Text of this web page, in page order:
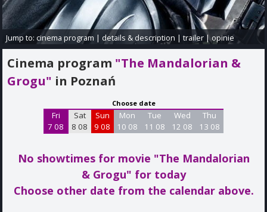
Jump to:cinema program | details & description |trailer |opinie
Cinema program "The Mandalorian &
Grogu" in Poznań
Choose date
Fri
7 08
Sat
8 08
Sun
9 08
Mon
10 08
Tue
11 08
Wed
12 08
Thu
13 08
No showtimes for movie "The Mandalorian
& Grogu" for today
Choose other date from the calendar above.